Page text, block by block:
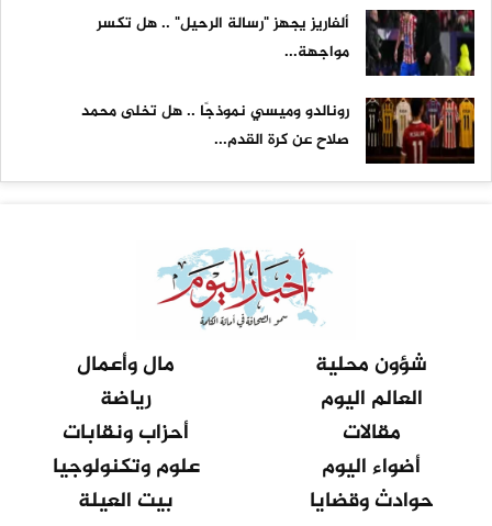
ألفاريز يجهز "رسالة الرحيل" .. هل تكسر
مواجهة...
رونالدو وميسي نموذجًا .. هل تخلى محمد
صلاح عن كرة القدم...
شؤون محلية
مال وأعمال
العالم اليوم
رياضة
مقالات
أحزاب ونقابات
أضواء اليوم
علوم وتكنولوجيا
حوادث وقضايا
بيت العيلة